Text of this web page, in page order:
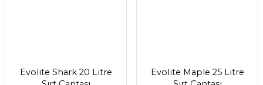
Evolite Shark 20 Litre
Evolite Maple 25 Litre